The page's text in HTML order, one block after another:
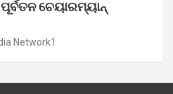
ଚେୟାରମ୍ୟାନ୍
Network1